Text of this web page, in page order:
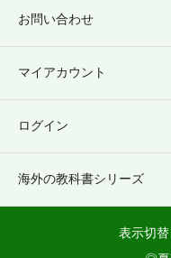
お問い合わせ
マイアカウント
ログイン
海外の教科書シリーズ
表示切替